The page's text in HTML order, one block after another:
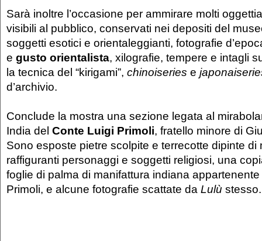
Sarà inoltre l’occasione per ammirare molti
visibili al pubblico, conservati nei depositi del
soggetti esotici e orientaleggianti, fotografie
e gusto orientalista, xilografie, tempere e intagli
la tecnica del “kirigami”, chinoiseries e
d’archivio.
Conclude la mostra una sezione legata al
India del Conte Luigi Primoli, fratello minore di
Sono esposte pietre scolpite e terrecotte dipinte di
raffiguranti personaggi e soggetti religiosi, una
foglie di palma di manifattura indiana
Primoli, e alcune fotografie scattate da Lulù stesso.